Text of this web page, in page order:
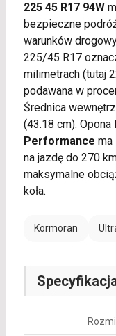
225 45 R17 94W
bezpieczne
warunków
225/45 R17
milimetrach (tutaj
podawana w
Średnica
(43.18 cm). Opona
Performance ma
na jazdę do 270
maksymalne
koła.
Kormoran